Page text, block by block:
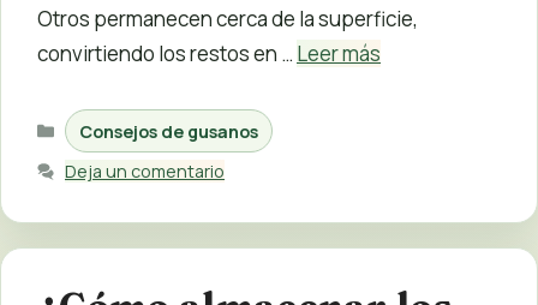
Otros permanecen cerca de la superficie,
convirtiendo los restos en … Leer más
Categorías
Consejos de gusanos
Deja un comentario